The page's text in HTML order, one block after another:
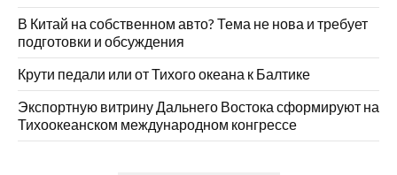
В Китай на собственном авто? Тема не нова и требует
подготовки и обсуждения
Крути педали или от Тихого океана к Балтике
Экспортную витрину Дальнего Востока сформируют на
Тихоокеанском международном конгрессе